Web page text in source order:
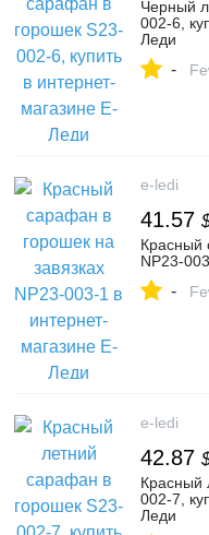
Черный
002-6,
Леди
-
e-ledi
41.57
Красный
NP23-
-
e-ledi
42.87
Красный
002-7,
Леди